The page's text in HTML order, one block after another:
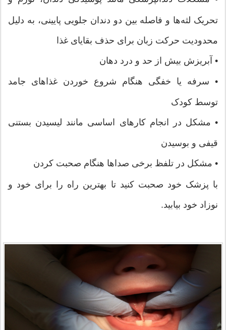
تحریک لثه‌ها و فاصله بین دو دندان جلویی پایینی، به دلیل
محدودیت حرکت زبان برای حذف بقایای غذا
• آبریزش بیش از حد و درد دهان
• سرفه یا خفگی هنگام شروع خوردن غذاهای جامد
توسط کودک
• مشکل در انجام کارهای اساسی مانند لیسیدن بستنی
قیفی و بوسیدن
• مشکل در تلفظ برخی صداها هنگام صحبت کردن
با پزشک خود صحبت کنید تا بهترین راه را برای خود و
نوزاد خود بیابید.